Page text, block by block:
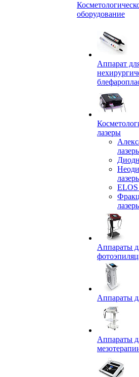
оборудование
Аппарат
лазеры
Аппараты
Аппараты
Аппараты